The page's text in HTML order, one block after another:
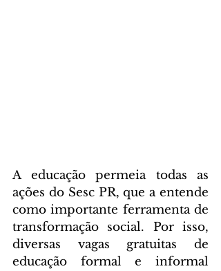
A educação permeia todas as
ações do Sesc PR, que a entende
como importante ferramenta de
transformação social. Por isso,
diversas vagas gratuitas de
educação formal e informal